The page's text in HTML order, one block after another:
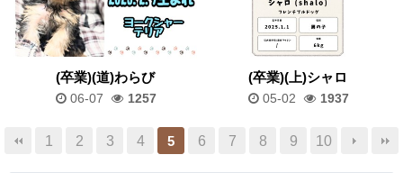
(卒業)(道)わらび
06-07 1257
(卒業)(上)シャロ
05-02 1937
1 2 3 4 5 6 7 8 9 10